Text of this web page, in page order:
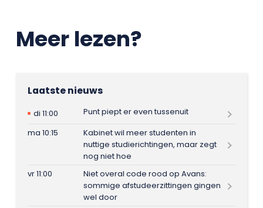
Meer lezen?
Laatste nieuws
di 11:00
Punt piept er even tussenuit
ma 10:15
Kabinet wil meer studenten in
nuttige studierichtingen, maar zegt
nog niet hoe
vr 11:00
Niet overal code rood op Avans:
sommige afstudeerzittingen gingen
wel door